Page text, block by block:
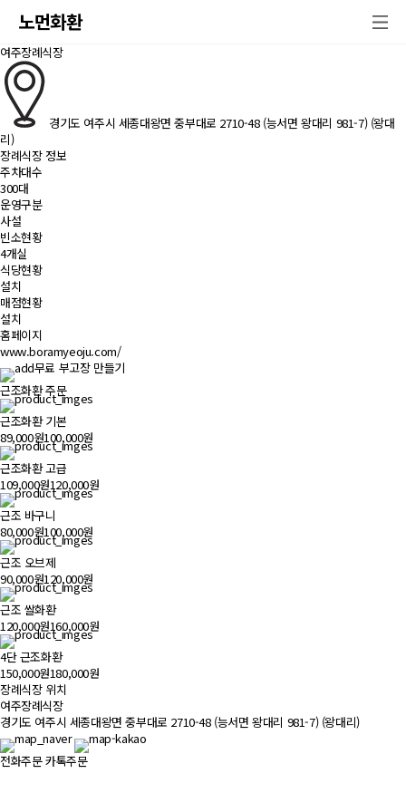
노먼화환
여주장례식장
경기도 여주시 세종대왕면 중부대로 2710-48 (능서면 왕대리 981-7) (왕대
리)
장례식장 정보
주차대수
300대
운영구분
사설
빈소현황
4개실
식당현황
설치
매점현황
설치
홈페이지
www.boramyeoju.com/
무료 부고장 만들기
근조화환 주문
근조화환 기본
89,000원100,000원
근조화환 고급
109,000원120,000원
근조 바구니
80,000원100,000원
근조 오브제
90,000원120,000원
근조 쌀화환
120,000원160,000원
4단 근조화환
150,000원180,000원
장례식장 위치500m
여주장례식장
경기도 여주시 세종대왕면 중부대로 2710-48 (능서면 왕대리 981-7) (왕대리)
전화주문카톡주문